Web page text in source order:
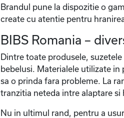
Brandul pune la dispozitie o
create cu atentie pentru
BIBS Romania –
Dintre toate produsele,
bebelusi. Materialele utilizate
sa o prinda fara probleme. La
tranzitia neteda intre alaptare si
Nu in ultimul rand, pentru a